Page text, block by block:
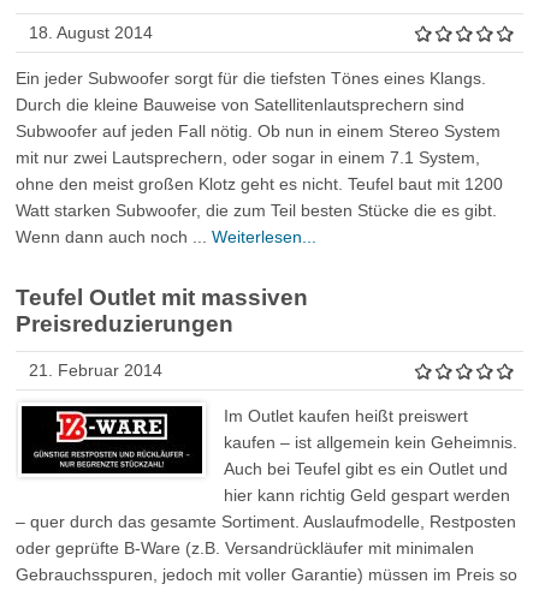
18. August 2014
Ein jeder Subwoofer sorgt für die tiefsten Tönes eines Klangs.
Durch die kleine Bauweise von Satellitenlautsprechern sind
Subwoofer auf jeden Fall nötig. Ob nun in einem Stereo System
mit nur zwei Lautsprechern, oder sogar in einem 7.1 System,
ohne den meist großen Klotz geht es nicht. Teufel baut mit 1200
Watt starken Subwoofer, die zum Teil besten Stücke die es gibt.
Wenn dann auch noch ...Weiterlesen...
Teufel Outlet mit massiven
Preisreduzierungen
21. Februar 2014
Im Outlet kaufen heißt preiswert
kaufen – ist allgemein kein Geheimnis.
Auch bei Teufel gibt es ein Outlet und
hier kann richtig Geld gespart werden
– quer durch das gesamte Sortiment. Auslaufmodelle, Restposten
oder geprüfte B-Ware (z.B. Versandrückläufer mit minimalen
Gebrauchsspuren, jedoch mit voller Garantie) müssen im Preis so